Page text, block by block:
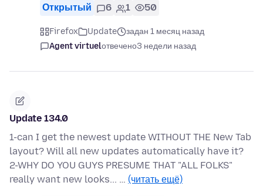
Открытый 6 1 50
Firefox Update
задан 1 месяц назад
Agent virtuelотвечено3 недели назад
Update 134.0
1-can I get the newest update WITHOUT THE New Tab
layout? Will all new updates automatically have it?
2-WHY DO YOU GUYS PRESUME THAT "ALL FOLKS"
really want new looks... … (читать ещё)